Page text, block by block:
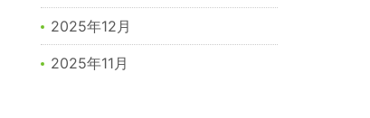
2025年12月
2025年11月